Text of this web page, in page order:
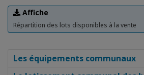
Affiche
Répartition des lots disponibles à la vente
Les équipements communaux